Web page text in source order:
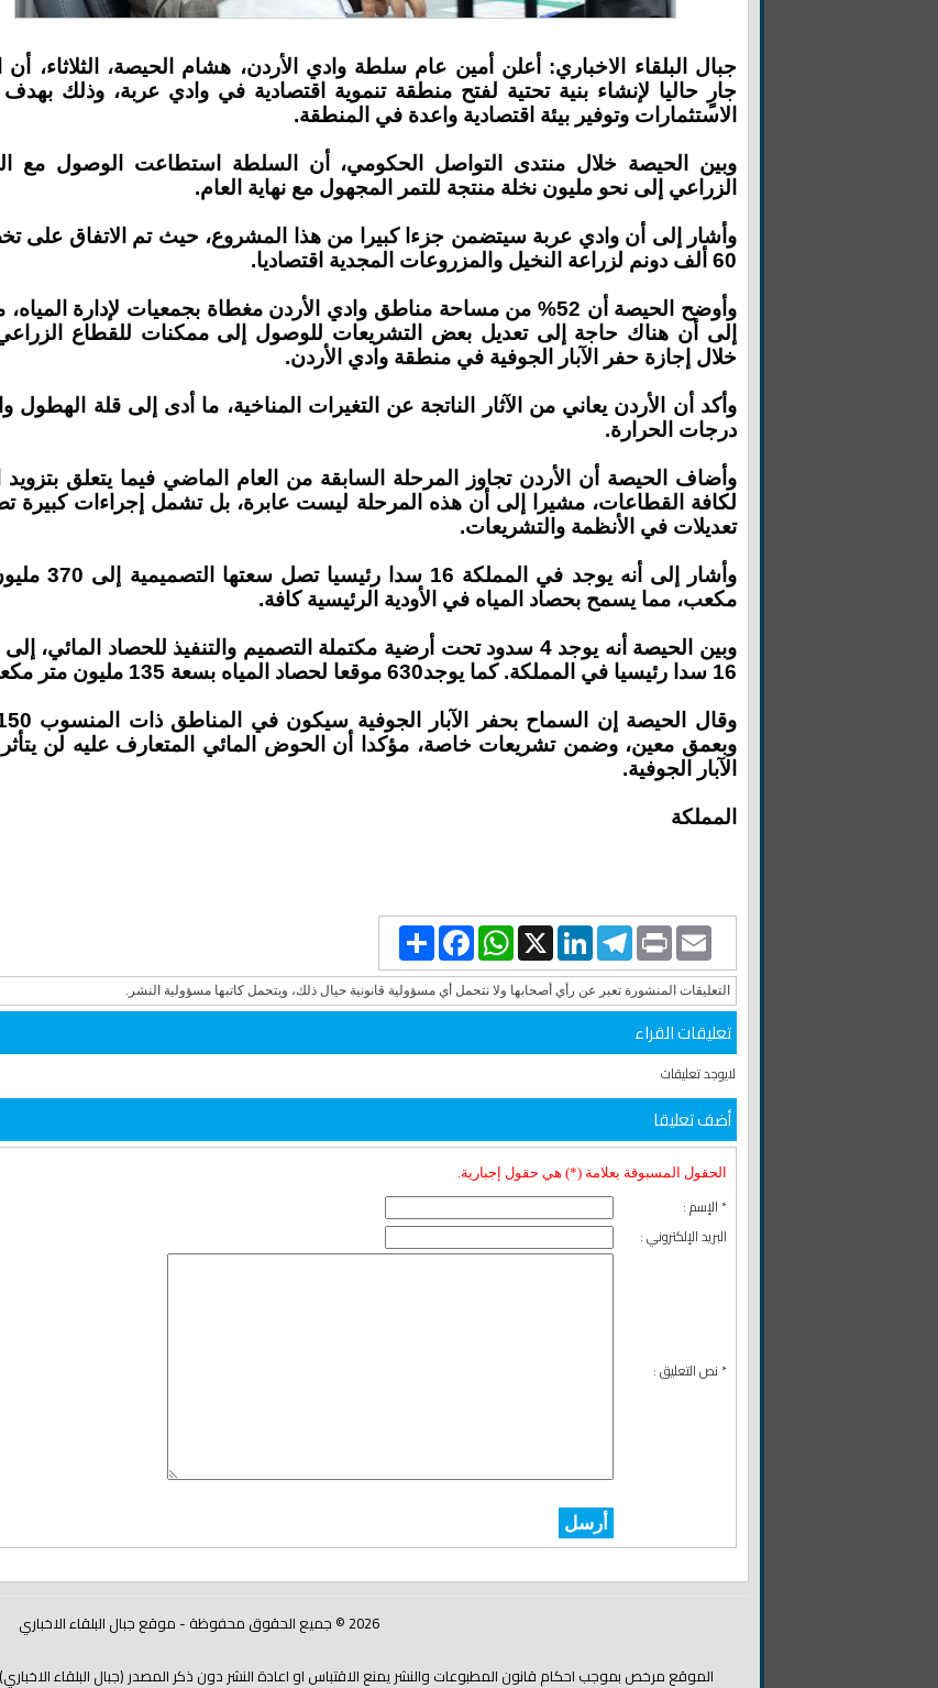
جبال البلقاء الاخباري: أعلن أمين عام سلطة وادي الأردن، هشام الحيصة، الثلاثاء، أن
جارٍ حاليا لإنشاء بنية تحتية لفتح منطقة تنموية اقتصادية في وادي عربة، وذلك بهدف
الاستثمارات وتوفير بيئة اقتصادية واعدة في المنطقة.
وبين الحيصة خلال منتدى التواصل الحكومي، أن السلطة استطاعت الوصول مع
الزراعي إلى نحو مليون نخلة منتجة للتمر المجهول مع نهاية العام.
وأشار إلى أن وادي عربة سيتضمن جزءا كبيرا من هذا المشروع، حيث تم الاتفاق على
60 ألف دونم لزراعة النخيل والمزروعات المجدية اقتصاديا.
وأوضح الحيصة أن 52% من مساحة مناطق وادي الأردن مغطاة بجمعيات لإدارة المياه،
إلى أن هناك حاجة إلى تعديل بعض التشريعات للوصول إلى ممكنات للقطاع
خلال إجازة حفر الآبار الجوفية في منطقة وادي الأردن.
وأكد أن الأردن يعاني من الآثار الناتجة عن التغيرات المناخية، ما أدى إلى قلة الهطول
درجات الحرارة.
وأضاف الحيصة أن الأردن تجاوز المرحلة السابقة من العام الماضي فيما يتعلق بتزويد
لكافة القطاعات، مشيرا إلى أن هذه المرحلة ليست عابرة، بل تشمل إجراءات كبيرة
تعديلات في الأنظمة والتشريعات.
وأشار إلى أنه يوجد في المملكة 16 سدا
مكعب، مما يسمح بحصاد المياه في الأودية الرئيسية كافة.
وبين الحيصة أنه يوجد 4 سدود تحت أرضية مكتملة التصميم والتنفيذ للحصاد المائي،
16 سدا رئيسيا في المملكة. كما يوجد630 موقعا لحصاد المياه بسعة 135 مليون متر مكعب.
وبعمق معين، وضمن تشريعات خاصة، مؤكدا أن الحوض المائي المتعارف عليه لن يتأثر
الآبار الجوفية.
المملكة
Share
Facebook
WhatsApp X
LinkedInTelegram PrintEmail
التعليقات المنشورة تعبر عن رأي أصحابها ولا نتحمل أي مسؤولية قانونية حيال ذلك، ويتحمل كاتبها مسؤولية النشر.
تعليقات القراء
لايوجد تعليقات
أضف تعليقا
الحقول المسبوقة بعلامة (*) هي حقول إجبارية.
* الإسم :
البريد الإلكتروني :
* نص التعليق :
أرسل
2026 © جميع الحقوق محفوظة - موقع جبال البلقاء الاخباري
الموقع مرخص بموجب احكام قانون المطبوعات والنشر يمنع الاقتباس او اعادة النشر دون ذكر المصدر (جبال البلقاء